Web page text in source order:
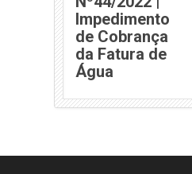
Impedimento
de Cobrança
da Fatura de
Água